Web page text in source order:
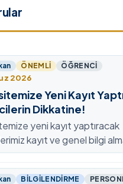
ÖNEMLI ÖĞRENCI
2026
Yeni Kayıt
Dikkatine!
yeni kayıt yaptıracak
kayıt ve genel bilgi
75 75 Dahili: 1913 nolu
BILGILENDIRME